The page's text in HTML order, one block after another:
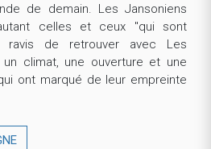
de demain. Les Jansoniens
celles et ceux "qui sont
ravis de retrouver avec Les
climat, une ouverture et une
ont marqué de leur empreinte